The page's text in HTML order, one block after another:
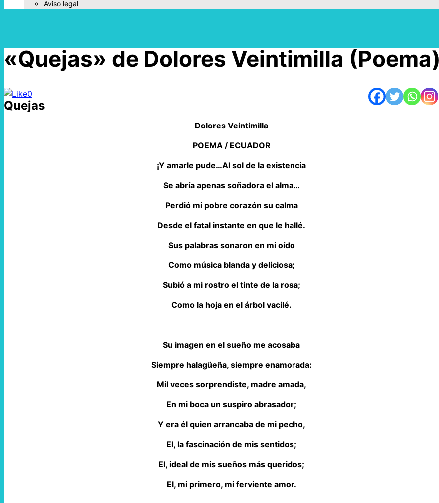
Aviso legal
«Quejas» de Dolores Veintimilla (Poema)
0
Quejas
Dolores Veintimilla
POEMA / ECUADOR
¡Y amarle pude…Al sol de la existencia
Se abría apenas soñadora el alma…
Perdió mi pobre corazón su calma
Desde el fatal instante en que le hallé.
Sus palabras sonaron en mi oído
Como música blanda y deliciosa;
Subió a mi rostro el tinte de la rosa;
Como la hoja en el árbol vacilé.
Su imagen en el sueño me acosaba
Siempre halagüeña, siempre enamorada:
Mil veces sorprendiste, madre amada,
En mi boca un suspiro abrasador;
Y era él quien arrancaba de mi pecho,
El, la fascinación de mis sentidos;
El, ideal de mis sueños más queridos;
El, mi primero, mi ferviente amor.